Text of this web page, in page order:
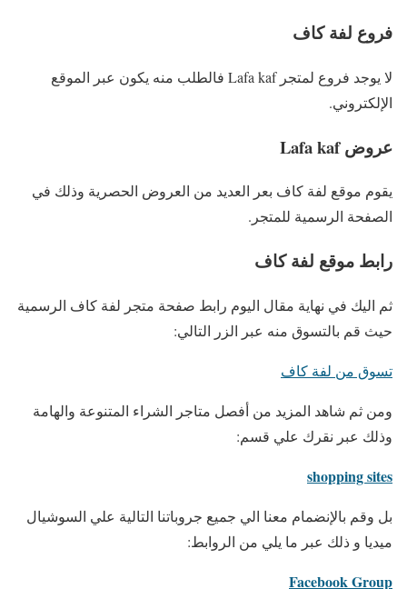
فروع لفة كاف
لا يوجد فروع لمتجر Lafa kaf فالطلب منه يكون عبر الموقع
الإلكتروني.
عروض Lafa kaf
يقوم موقع لفة كاف بعر العديد من العروض الحصرية وذلك في
الصفحة الرسمية للمتجر.
رابط موقع لفة كاف
ثم اليك في نهاية مقال اليوم رابط صفحة متجر لفة كاف الرسمية
حيث قم بالتسوق منه عبر الزر التالي:
تسوق من لفة كاف
ومن ثم شاهد المزيد من أفصل متاجر الشراء المتنوعة والهامة
وذلك عبر نقرك علي قسم:
shopping sites
بل وقم بالإنضمام معنا الي جميع جروباتنا التالية علي السوشيال
ميديا و ذلك عبر ما يلي من الروابط:
Facebook Group